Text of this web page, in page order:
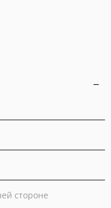
стороне